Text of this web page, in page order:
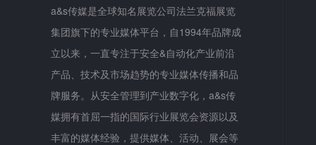
a&s传媒是全球知名展览公司法兰克福展览
集团旗下的专业媒体平台，自1994年品牌成
立以来，一直专注于安全&自动化产业前沿
产品、技术及市场趋势的专业媒体传播和品
牌服务。从安全管理到产业数字化，a&s传
媒拥有首屈一指的国际行业展览会资源以及
丰富的媒体经验，提供媒体、活动、展会等